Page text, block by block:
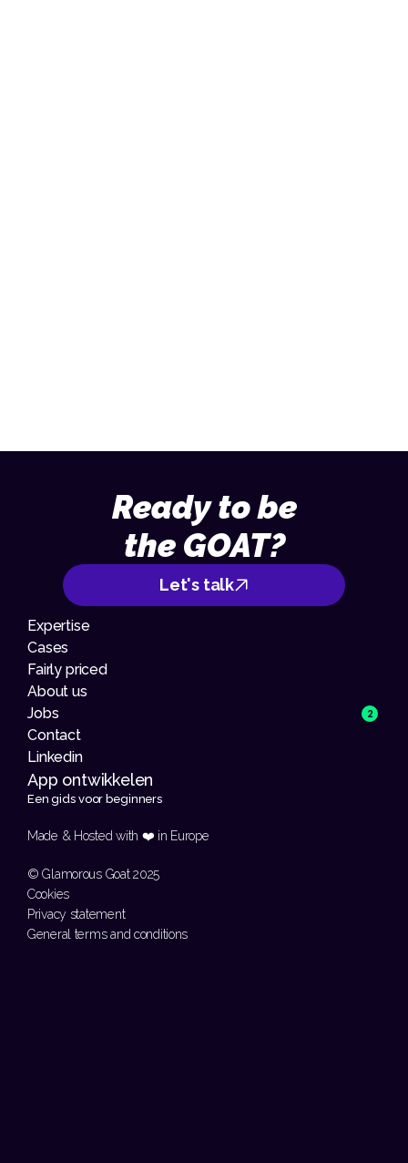
Ready to be
the GOAT?
Let's talk
Expertise
Cases
Fairly priced
About us
Jobs
2
Contact
Linkedin
Een gids voor beginners
Made & Hosted with ❤️ in Europe
© Glamorous Goat 2025
Cookies
Privacy statement
General terms and conditions